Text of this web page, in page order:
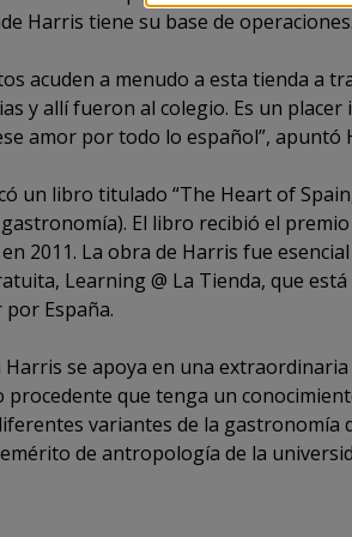
Harris tiene su base de operaciones.
acuden a menudo a esta tienda a
y allí fueron al colegio. Es un
amor por todo lo español”, apuntó
un libro titulado “The Heart of
El libro recibió el
2011. La obra de Harris fue
Learning @ La Tienda, que
España.
Harris se apoya en una
que tenga un
variantes de la gastronomía
de antropología de la